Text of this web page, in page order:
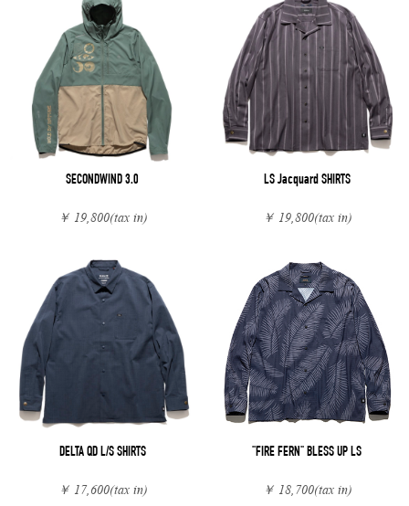
SECONDWIND 3.0
￥ 19,800(tax in)
LS Jacquard SHIRTS
￥ 19,800(tax in)
DELTA QD L/S SHIRTS
￥ 17,600(tax in)
"FIRE FERN" BLESS UP LS
￥ 18,700(tax in)